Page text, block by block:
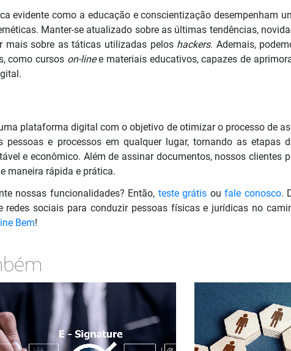
evidente como a educação e conscientização desempenham
Manter-se atualizado sobre as últimas tendências,
mais sobre as táticas utilizadas pelos hackers. Ademais,
como cursos on-linee materiais educativos, capazes de
plataforma digital com o objetivo de otimizar o processo de
pessoas e processos em qualquer lugar, tornando as etapas
e econômico. Além de assinar documentos, nossos clientes
maneira rápida e prática.
nossas funcionalidades? Então, teste grátis ou fale conosco.
redes sociais para conduzir pessoas físicas e jurídicas no
Bem!